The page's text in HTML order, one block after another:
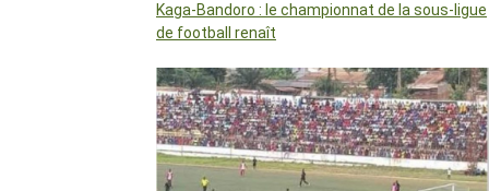
Kaga-Bandoro : le championnat de la sous-ligue
de football renaît